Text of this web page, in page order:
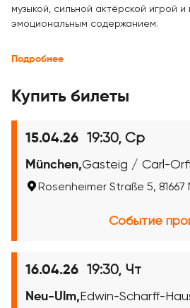
музыкой, сильной актёрской игрой и
эмоциональным содержанием.
Подробнее
Купить билеты
15.04.26 19:30, Ср
München,Gasteig / Carl-
Rosenheimer Straße 5, 81667
Событие
16.04.26 19:30, Чт
Neu-Ulm, Edwin-Scharff-